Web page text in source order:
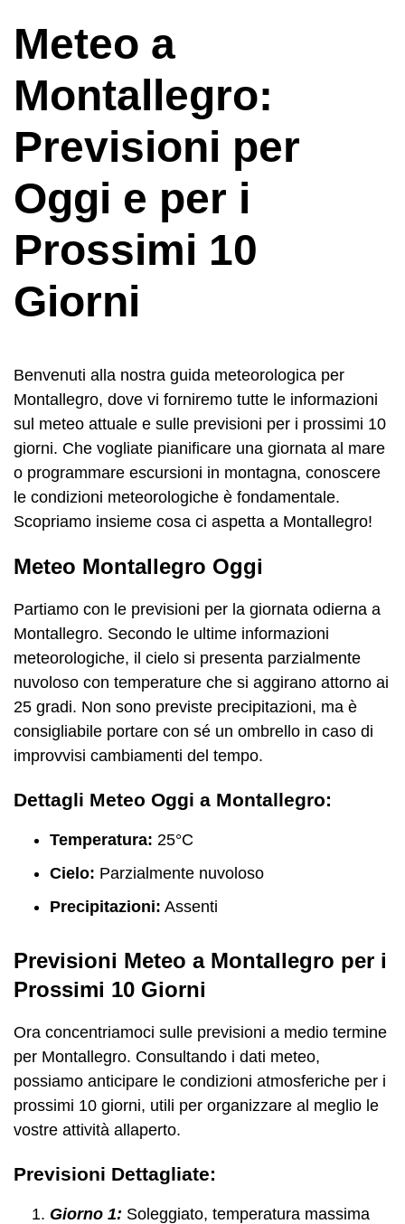
Meteo a
Montallegro:
Previsioni per
Oggi e per i
Prossimi 10
Giorni
Benvenuti alla nostra guida meteorologica per
Montallegro, dove vi forniremo tutte le informazioni
sul meteo attuale e sulle previsioni per i prossimi 10
giorni. Che vogliate pianificare una giornata al mare
o programmare escursioni in montagna, conoscere
le condizioni meteorologiche è fondamentale.
Scopriamo insieme cosa ci aspetta a Montallegro!
Meteo Montallegro Oggi
Partiamo con le previsioni per la giornata odierna a
Montallegro. Secondo le ultime informazioni
meteorologiche, il cielo si presenta parzialmente
nuvoloso con temperature che si aggirano attorno ai
25 gradi. Non sono previste precipitazioni, ma è
consigliabile portare con sé un ombrello in caso di
improvvisi cambiamenti del tempo.
Dettagli Meteo Oggi a Montallegro:
Temperatura: 25°C
Cielo: Parzialmente nuvoloso
Precipitazioni: Assenti
Previsioni Meteo a Montallegro per i
Prossimi 10 Giorni
Ora concentriamoci sulle previsioni a medio termine
per Montallegro. Consultando i dati meteo,
possiamo anticipare le condizioni atmosferiche per i
prossimi 10 giorni, utili per organizzare al meglio le
vostre attività allaperto.
Previsioni Dettagliate:
Giorno 1: Soleggiato, temperatura massima